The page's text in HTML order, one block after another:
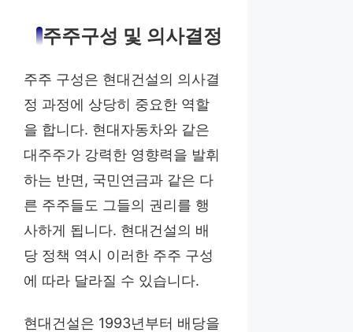
주주구성 및 의사결정
주주 구성은 현대건설의 의사결
정 과정에 상당히 중요한 역할
을 합니다. 현대자동차와 같은
대주주가 강력한 영향력을 발휘
하는 반면, 국민연금과 같은 다
른 주주들도 그들의 권리를 행
사하게 됩니다. 현대건설의 배
당 정책 역시 이러한 주주 구성
에 따라 달라질 수 있습니다.
현대건설은 1993년부터 배당을